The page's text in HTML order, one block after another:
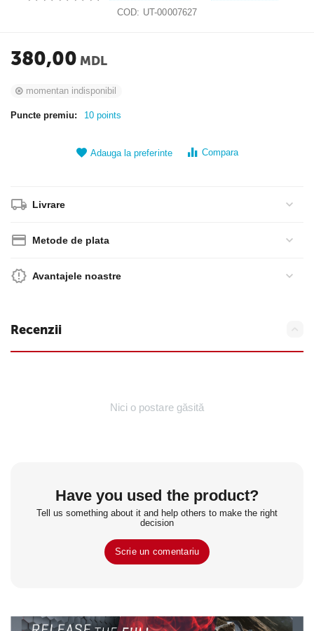
COD: UT-00007627
380,00 MDL
momentan indisponibil
Puncte premiu: 10 points
Adauga la preferinte Compara
Livrare
Metode de plata
Avantajele noastre
Recenzii
Nici o postare găsită
Have you used the product?
Tell us something about it and help others to make the right
decision
Scrie un comentariu